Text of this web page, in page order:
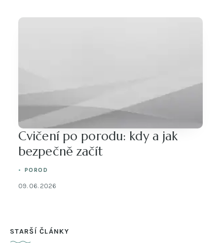
Cvičení po porodu: kdy a jak
bezpečně začít
POROD
09. 06. 2026
STARŠÍ ČLÁNKY